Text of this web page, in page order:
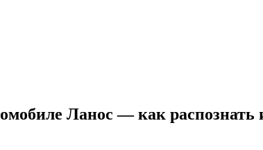
Ланос — как распознать